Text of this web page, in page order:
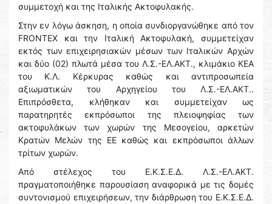
συμμετοχή και της Ιταλικής Ακτοφυλακής.
Στην εν λόγω άσκηση, η οποία συνδιοργανώθηκε από τον
FRONTEX και την Ιταλική Ακτοφυλακή, συμμετείχαν
εκτός των επιχειρησιακών μέσων των Ιταλικών Αρχών
και δύο (02) πλωτά μέσα του Λ.Σ.-ΕΛ.ΑΚΤ., κλιμάκιο ΚΕΑ
του Κ.Λ. Κέρκυρας καθώς και αντιπροσωπεία
αξιωματικών του Αρχηγείου του Λ.Σ.-ΕΛ.ΑΚΤ..
Επιπρόσθετα, κλήθηκαν και συμμετείχαν ως
παρατηρητές εκπρόσωποι της πλειοψηφίας των
ακτοφυλάκων των χωρών της Μεσογείου, αρκετών
Κρατών Μελών της ΕΕ καθώς και εκπρόσωποι άλλων
τρίτων χωρών.
Από στέλεχος του Ε.Κ.Σ.Ε.Δ. Λ.Σ.-ΕΛ.ΑΚΤ.
πραγματοποιήθηκε παρουσίαση αναφορικά με τις δομές
συντονισμού επιχειρήσεων, την διάρθρωση του Ε.Κ.Σ.Ε.Δ.